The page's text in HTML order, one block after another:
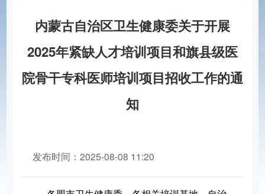
内蒙古自治区卫生健康委关于开展
2025年紧缺人才培训项目和旗县级医
院骨干专科医师培训项目招收工作的通
知
发布时间：2025-08-08 11:20